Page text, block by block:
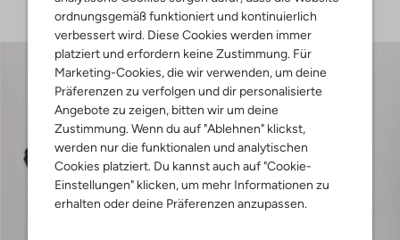
ordnungsgemäß funktioniert und kontinuierlich
verbessert wird. Diese Cookies werden immer
platziert und erfordern keine Zustimmung. Für
Marketing-Cookies, die wir verwenden, um deine
Präferenzen zu verfolgen und dir personalisierte
Angebote zu zeigen, bitten wir um deine
Zustimmung. Wenn du auf "Ablehnen" klickst,
werden nur die funktionalen und analytischen
Cookies platziert. Du kannst auch auf "Cookie-
Einstellungen" klicken, um mehr Informationen zu
erhalten oder deine Präferenzen anzupassen.